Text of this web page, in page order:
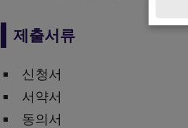
제출서류
신청서
서약서
동의서